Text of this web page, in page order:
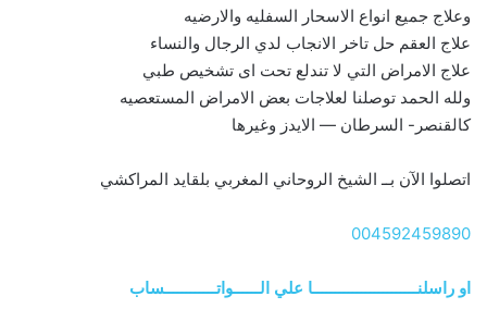
وعلاج جميع انواع الاسحار السفليه والارضيه
علاج العقم حل تاخر الانجاب لدي الرجال والنساء
علاج الامراض التي لا تندلع تحت اى تشخيص طبي
ولله الحمد توصلنا لعلاجات بعض الامراض المستعصيه
كالقنصر- السرطان — الايدز وغيرها
اتصلوا الآن بــ الشيخ الروحاني المغربي بلقايد المراكشي
004592459890
او راسلنــــــــــــــــــــــــا علي الــــــواتــــــــــــساب